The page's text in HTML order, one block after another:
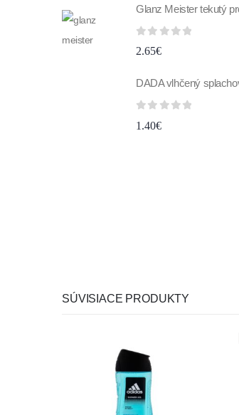
2.65€
1.40€
SÚVISIACE PRODUKTY